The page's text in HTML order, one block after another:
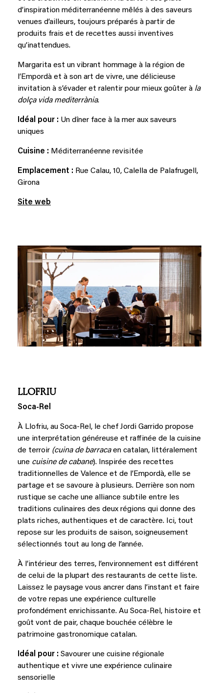
d’inspiration méditerranéenne mêlés à des saveurs
venues d’ailleurs, toujours préparés à partir de
produits frais et de recettes aussi inventives
qu’inattendues.
Margarita est un vibrant hommage à la région de
l’Empordà et à son art de vivre, une délicieuse
invitation à s’évader et ralentir pour mieux goûter à la
dolça vida mediterrània.
Idéal pour : Un dîner face à la mer aux saveurs
uniques
Cuisine : Méditerranéenne revisitée
Emplacement : Rue Calau, 10, Calella de Palafrugell,
Girona
Site web
LLOFRIU
Soca-Rel
À Llofriu, au Soca-Rel, le chef Jordi Garrido propose
une interprétation généreuse et raffinée de la cuisine
de terroir (cuina de barracaen catalan, littéralement
une cuisine de cabane). Inspirée des recettes
traditionnelles de Valence et de l’Empordà, elle se
partage et se savoure à plusieurs. Derrière son nom
rustique se cache une alliance subtile entre les
traditions culinaires des deux régions qui donne des
plats riches, authentiques et de caractère. Ici, tout
repose sur les produits de saison, soigneusement
sélectionnés tout au long de l’année.
À l’intérieur des terres, l’environnement est différent
de celui de la plupart des restaurants de cette liste.
Laissez le paysage vous ancrer dans l’instant et faire
de votre repas une expérience culturelle
profondément enrichissante. Au Soca-Rel, histoire et
goût vont de pair, chaque bouchée célèbre le
patrimoine gastronomique catalan.
Idéal pour : Savourer une cuisine régionale
authentique et vivre une expérience culinaire
sensorielle